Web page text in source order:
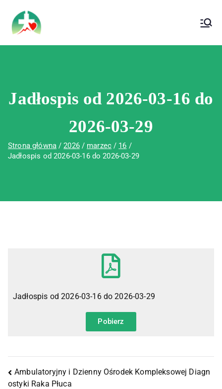
Wojewódzki Szpital Specjalistyczny im.
Św. Rafała w Czerwonej Górze
Jadłospis od 2026-03-16 do
2026-03-29
Strona główna 2026 marzec
16
Jadłospis od 2026-03-16 do 2026-03-29
Jadłospis od 2026-03-16 do 2026-03-29
Pobierz
Ambulatoryjny i Dzienny Ośrodek Kompleksowej Diagn
ostyki Raka Płuca